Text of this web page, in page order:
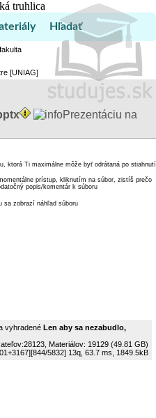
truhlica
Hľadať
[UNIAG]
Prezentáciu na
ktorá Ti maximálne môže byť odrátaná po stiahnutí
prístup, kliknutím na súbor, zistíš prečo
popis/komentár k súboru
sa zobrazí náhľad súboru
vyhradené Len aby sa nezabudlo,
Materiálov: 19129 (49.81 GB)
[844/5832]13q, 63.7 ms, 1849.5kB